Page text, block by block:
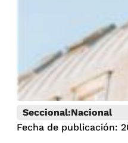
Seccional:Nacional
Fecha de publicación: